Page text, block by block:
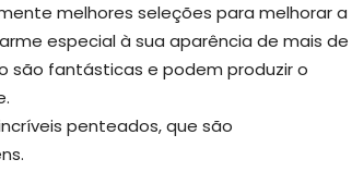
melhores seleções para melhorar a
especial à sua aparência de mais de
são fantásticas e podem produzir o
penteados, que são